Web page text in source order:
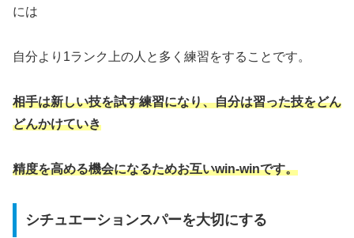
には
自分より1ランク上の人と多く練習をすることです。
相手は新しい技を試す練習になり、自分は習った技をどん
どんかけていき
精度を高める機会になるためお互いwin-winです。
シチュエーションスパーを大切にする